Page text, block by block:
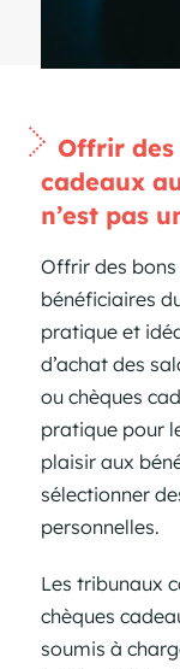
Offrir des
cadeaux
n’est pas
Offrir des bons
bénéficiaires
pratique et
d’achat des
ou chèques
pratique pour
plaisir aux
sélectionner
personnelles.
Les tribunaux
chèques
soumis à